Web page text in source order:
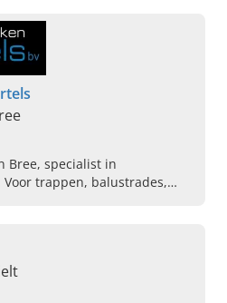
Bree, specialist in
trappen, balustrades,